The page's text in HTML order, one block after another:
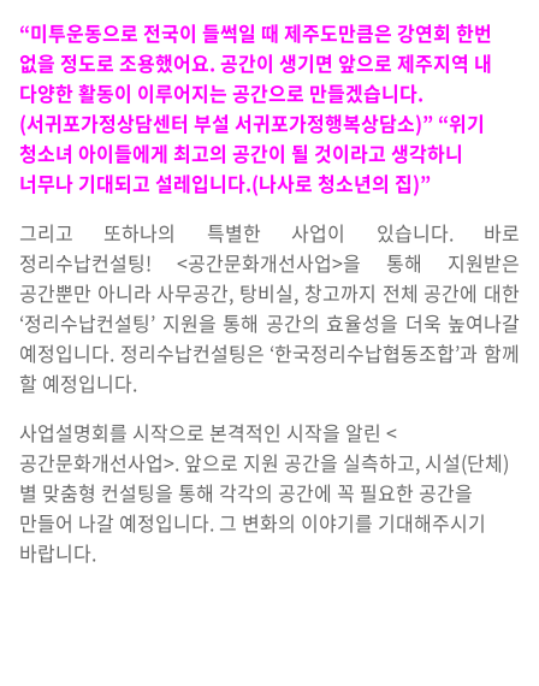
“미투운동으로 전국이 들썩일 때 제주도만큼은 강연회 한번
없을 정도로 조용했어요. 공간이 생기면 앞으로 제주지역 내
다양한 활동이 이루어지는 공간으로 만들겠습니다.
(서귀포가정상담센터 부설 서귀포가정행복상담소)” “위기
청소녀 아이들에게 최고의 공간이 될 것이라고 생각하니
너무나 기대되고 설레입니다.(나사로 청소년의 집)”
그리고 또하나의 특별한 사업이 있습니다. 바로
정리수납컨설팅! <공간문화개선사업>을 통해 지원받은
공간뿐만 아니라 사무공간, 탕비실, 창고까지 전체 공간에 대한
‘정리수납컨설팅’ 지원을 통해 공간의 효율성을 더욱 높여나갈
예정입니다. 정리수납컨설팅은 ‘한국정리수납협동조합’과 함께
할 예정입니다.
사업설명회를 시작으로 본격적인 시작을 알린 <
공간문화개선사업>. 앞으로 지원 공간을 실측하고, 시설(단체)
별 맞춤형 컨설팅을 통해 각각의 공간에 꼭 필요한 공간을
만들어 나갈 예정입니다. 그 변화의 이야기를 기대해주시기
바랍니다.